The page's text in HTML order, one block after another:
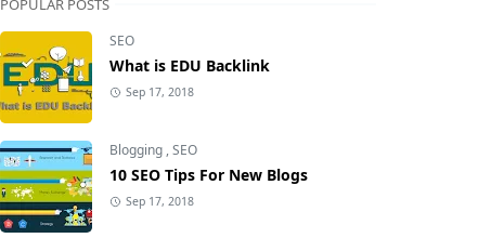
POPULAR POSTS
SEO
What is EDU Backlink
Sep 17, 2018
Blogging ,SEO
10 SEO Tips For New Blogs
Sep 17, 2018